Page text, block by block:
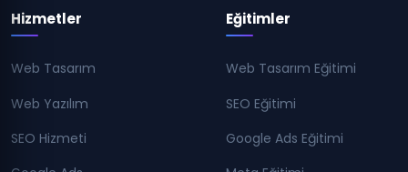
Hizmetler
Web Tasarım
Web Yazılım
SEO Hizmeti
Eğitimler
Web Tasarım Eğitimi
SEO Eğitimi
Google Ads Eğitimi